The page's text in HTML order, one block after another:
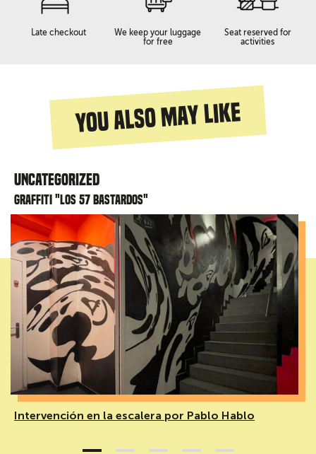
Late checkout
We keep your luggage
for free
Seat reserved for
activities
You also may like
Uncategorized
Graffiti "Los 57 bastardos"
Intervención en la escalera por Pablo Hablo
1 2 3 4 5